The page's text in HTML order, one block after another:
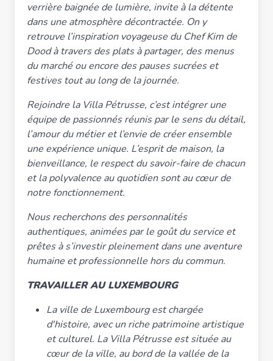
verrière baignée de lumière, invite à la détente
dans une atmosphère décontractée. On y
retrouve l’inspiration voyageuse du Chef Kim de
Dood à travers des plats à partager, des menus
du marché ou encore des pauses sucrées et
festives tout au long de la journée.
Rejoindre la Villa Pétrusse, c’est intégrer une
équipe de passionnés réunis par le sens du détail,
l’amour du métier et l’envie de créer ensemble
une expérience unique. L’esprit de maison, la
bienveillance, le respect du savoir-faire de chacun
et la polyvalence au quotidien sont au cœur de
notre fonctionnement.
Nous recherchons des personnalités
authentiques, animées par le goût du service et
prêtes à s’investir pleinement dans une aventure
humaine et professionnelle hors du commun.
TRAVAILLER AU LUXEMBOURG
La ville de Luxembourg est chargée
d'histoire, avec un riche patrimoine artistique
et culturel. La Villa Pétrusse est située au
cœur de la ville, au bord de la vallée de la